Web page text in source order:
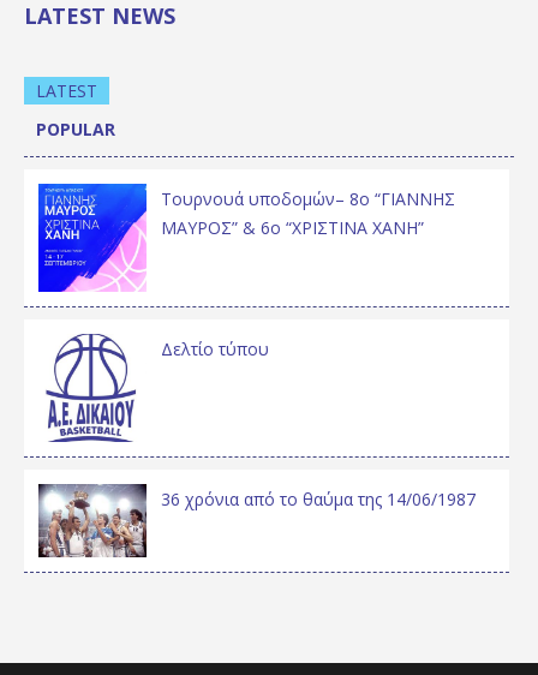
LATEST NEWS
LATEST
POPULAR
Τουρνουά υποδομών– 8ο “ΓΙΑΝΝΗΣ
ΜΑΥΡΟΣ” & 6ο “ΧΡΙΣΤΙΝΑ ΧΑΝΗ”
Δελτίο τύπου
36 χρόνια από το θαύμα της 14/06/1987